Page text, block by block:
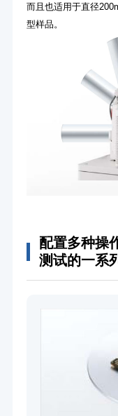
而且也适用于直径
型样品。
配置多种操
测试的一系